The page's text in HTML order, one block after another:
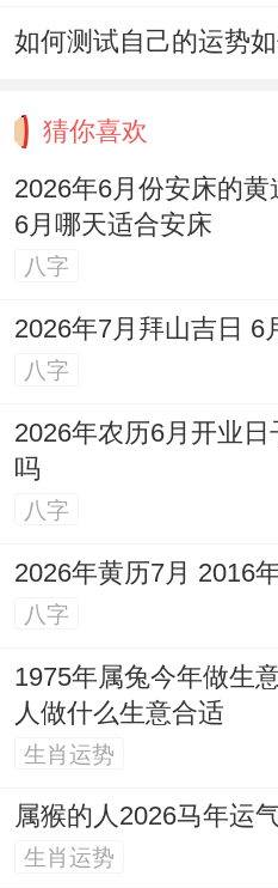
注意事项：日冲龙（
有利。
2026年6月20日（农
宜:祭祀、斋醮、塑绘
开厕、结网、破土。
祈求平安跟子嗣！
注意事项：
谨慎！此日忌入宅，
日，需错开进行。
2026年6月21日（农
宜:开市、交易、立券
拆卸、动土、
、
种、破土、安葬。
忌：作灶、出火、祭
猜你喜欢
2026年6月份安床的
6月哪天适合安床
八字
2026年7月拜山吉日 6
八字
2026年农历6月开业
吗
八字
2026年黄历7月 2016
八字
1975年属兔今年做生
人做什么生意合适
生肖运势
属猴的人2026马年运
生肖运势